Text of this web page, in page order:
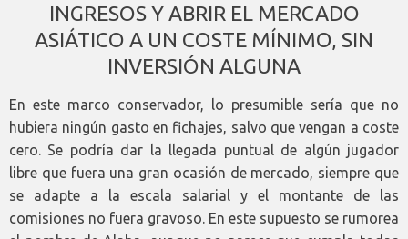
INGRESOS Y ABRIR EL MERCADO
ASIÁTICO A UN COSTE MÍNIMO, SIN
INVERSIÓN ALGUNA
En este marco conservador, lo presumible sería que no
hubiera ningún gasto en fichajes, salvo que vengan a coste
cero. Se podría dar la llegada puntual de algún jugador
libre que fuera una gran ocasión de mercado, siempre que
se adapte a la escala salarial y el montante de las
comisiones no fuera gravoso. En este supuesto se rumorea